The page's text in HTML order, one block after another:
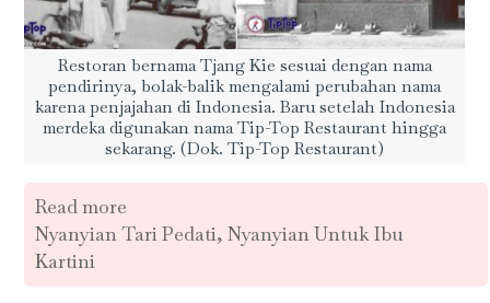
Restoran bernama Tjang Kie sesuai dengan nama
pendirinya, bolak-balik mengalami perubahan nama
karena penjajahan di Indonesia. Baru setelah Indonesia
merdeka digunakan nama Tip-Top Restaurant hingga
sekarang. (Dok. Tip-Top Restaurant)
Read more
Nyanyian Tari Pedati, Nyanyian Untuk Ibu
Kartini